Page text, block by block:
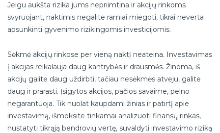
Jeigu aukšta rizika jums nepriimtina ir akcijų rinkoms
svyruojant, naktimis negalite ramiai miegoti, tikrai neverta
apsunkinti gyvenimo rizikingomis investicijomis.
Sėkmė akcijų rinkose per vieną naktį neateina. Investavimas
į akcijas reikalauja daug kantrybės ir drausmės. Žinoma, iš
akcijų galite daug uždirbti, tačiau nesėkmės atveju, galite
daug ir prarasti. Įsigytos akcijos, pačios savaime, pelno
negarantuoja. Tik nuolat kaupdami žinias ir patirtį apie
investavimą, išmoksite tinkamai analizuoti finansų rinkas,
nustatyti tikrąją bendrovių vertę, suvaldyti investavimo riziką